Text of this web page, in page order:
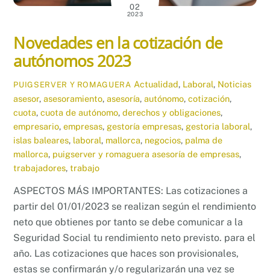
02
2023
Novedades en la cotización de
autónomos 2023
PUIGSERVER Y ROMAGUERA Actualidad, Laboral, Noticias
asesor,asesoramiento,asesoría,autónomo,cotización,
cuota,cuota de autónomo,derechos y obligaciones,
empresario,empresas, gestoría empresas, gestoria laboral,
islas baleares, laboral, mallorca, negocios, palma de
mallorca, puigserver y romaguera asesoría de empresas,
trabajadores,trabajo
ASPECTOS MÁS IMPORTANTES: Las cotizaciones a
partir del 01/01/2023 se realizan según el rendimiento
neto que obtienes por tanto se debe comunicar a la
Seguridad Social tu rendimiento neto previsto. para el
año. Las cotizaciones que haces son provisionales,
estas se confirmarán y/o regularizarán una vez se